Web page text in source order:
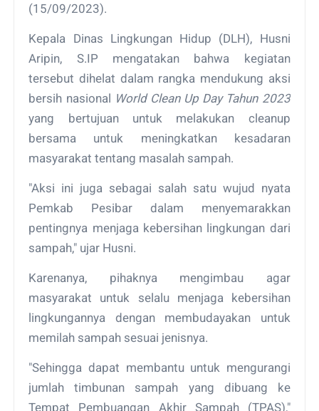
(15/09/2023).
Kepala Dinas Lingkungan Hidup (DLH), Husni
Aripin, S.IP mengatakan bahwa kegiatan
tersebut dihelat dalam rangka mendukung aksi
bersih nasional World Clean Up Day Tahun 2023
yang bertujuan untuk melakukan cleanup
bersama untuk meningkatkan kesadaran
masyarakat tentang masalah sampah.
"Aksi ini juga sebagai salah satu wujud nyata
Pemkab Pesibar dalam menyemarakkan
pentingnya menjaga kebersihan lingkungan dari
sampah," ujar Husni.
Karenanya, pihaknya mengimbau agar
masyarakat untuk selalu menjaga kebersihan
lingkungannya dengan membudayakan untuk
memilah sampah sesuai jenisnya.
"Sehingga dapat membantu untuk mengurangi
jumlah timbunan sampah yang dibuang ke
Tempat Pembuangan Akhir Sampah (TPAS),"